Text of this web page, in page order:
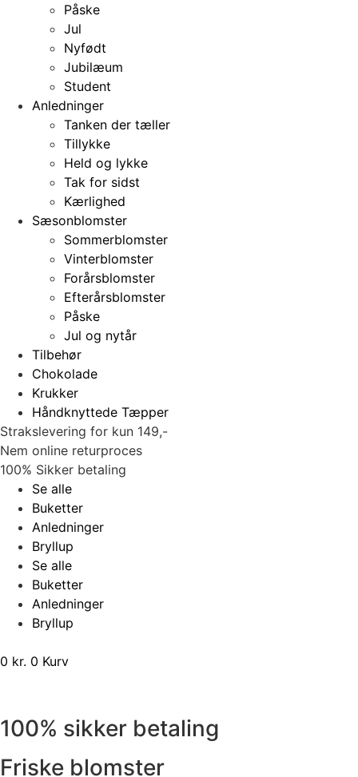
Påske
Jul
Nyfødt
Jubilæum
Student
Anledninger
Tanken der tæller
Tillykke
Held og lykke
Tak for sidst
Kærlighed
Sæsonblomster
Sommerblomster
Vinterblomster
Forårsblomster
Efterårsblomster
Påske
Jul og nytår
Tilbehør
Chokolade
Krukker
Håndknyttede Tæpper
Strakslevering for kun 149,-
Nem online returproces
100% Sikker betaling
Se alle
Buketter
Anledninger
Bryllup
Se alle
Buketter
Anledninger
Bryllup
0 kr. 0 Kurv
100% sikker betaling
Friske blomster